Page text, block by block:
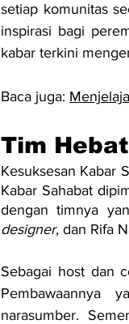
setiap komunitas
inspirasi bagi
kabar terkini
Baca juga:
Tim
Kesuksesan Kabar
Kabar Sahabat
dengan timnya
designer, dan Rifa
Sebagai host dan
Pembawaannya
narasumber.